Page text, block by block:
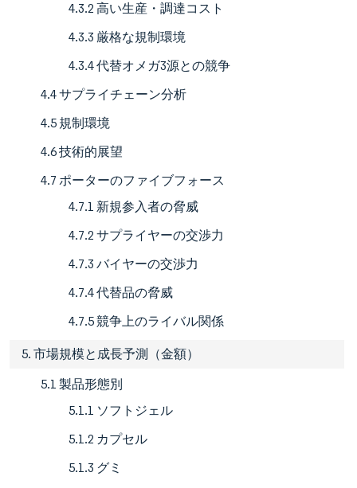
4.3.2 高い生産・調達コスト
4.3.3 厳格な規制環境
4.3.4 代替オメガ3源との競争
4.4 サプライチェーン分析
4.5 規制環境
4.6 技術的展望
4.7 ポーターのファイブフォース
4.7.1 新規参入者の脅威
4.7.2 サプライヤーの交渉力
4.7.3 バイヤーの交渉力
4.7.4 代替品の脅威
4.7.5 競争上のライバル関係
5. 市場規模と成長予測（金額）
5.1 製品形態別
5.1.1 ソフトジェル
5.1.2 カプセル
5.1.3 グミ